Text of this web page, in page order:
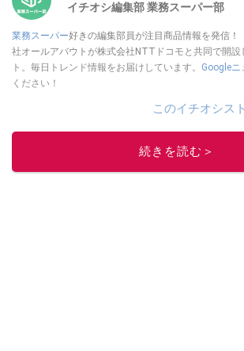
イチオシ編集部 業務スーパー部
業務スーパー好きの編集部員が注目商品情報を発信！
社オールアバウトが株式会社NTTドコモと共同で開設
ト。毎日トレンド情報をお届けしています。 Googleニ
ください！
このイチオシス
続きを読む＞